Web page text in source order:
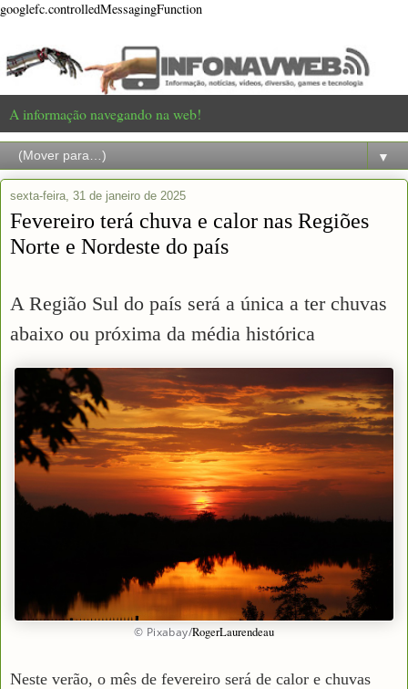
googlefc.controlledMessagingFunction
A informação navegando na web!
▼
sexta-feira, 31 de janeiro de 2025
Fevereiro terá chuva e calor nas Regiões
Norte e Nordeste do país
A Região Sul do país será a única a ter chuvas
abaixo ou próxima da média histórica
© Pixabay/RogerLaurendeau
Neste verão, o mês de fevereiro será de calor e chuvas